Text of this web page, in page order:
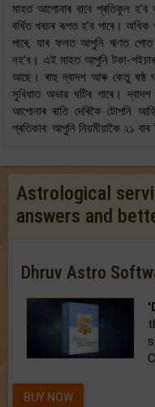
মাহত আপোনাৰ বাবে প্ৰতিকূল
বৰ্ধিত খৰচৰ ৰূপত হ’ব পাৰে। অধিক
পাৰে, যাৰ ফলত আপুনি ঋণত পোত
নহ’ব। এই মাহত আপুনি টকা-
আছে। ৰাহু দ্বাদশ আৰু কেতু ষষ্ঠ
সুবিধাত অভাৱ ঘটিব পাৰে।
আপোনাৰ ৰাতি দেৰিকৈ টোপনি
প্ৰতিকাৰ: আপুনি নিয়মীয়াকৈ ২১
Astrological
answers and
Dhruv Astro
BUY NOW